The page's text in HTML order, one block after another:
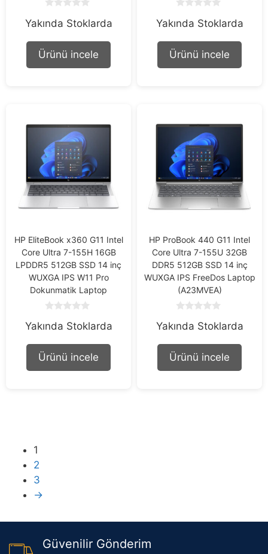
o
t
f
Yakında Stoklarda
Ürünü incele
o
t
f
Yakında Stoklarda
Ürünü incele
HP EliteBook x360 G11 Intel
Core Ultra 7-155H 16GB
LPDDR5 512GB SSD 14 inç
WUXGA IPS W11 Pro
Dokunmatik Laptop
o
t
f
Yakında Stoklarda
Ürünü incele
HP ProBook 440 G11 Intel
Core Ultra 7-155U 32GB
DDR5 512GB SSD 14 inç
WUXGA IPS FreeDos Laptop
(A23MVEA)
o
t
f
Yakında Stoklarda
Ürünü incele
1
2
3
→
Güvenilir Gönderim